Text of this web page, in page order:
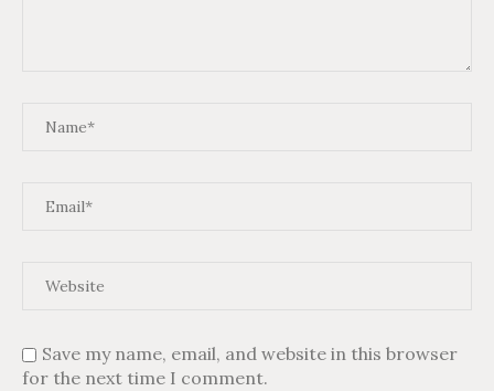
Save my name, email, and website in this browser
for the next time I comment.